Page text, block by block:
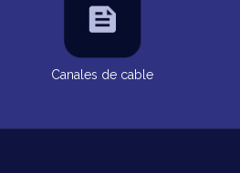
Canales de cable